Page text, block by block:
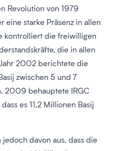
Revolution von 1979
starke Präsenz in allen
kontrolliert die freiwilligen
die in allen
2002 berichtete die
zwischen 5 und 7
2009 behauptete IRGC
es 11,2 Millionen Basij
davon aus, dass die